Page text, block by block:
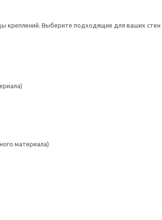
креплений. Выберите подходящие для ваших
материала)